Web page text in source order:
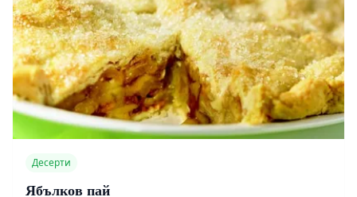
Десерти
Ябълков пай